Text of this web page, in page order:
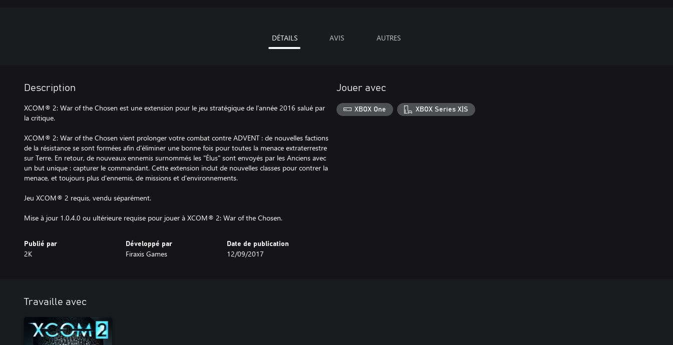
DÉTAILS AVIS AUTRES
Description
XCOM® 2: War of the Chosen est une extension pour le jeu stratégique de l'année 2016 salué par
la critique.
XCOM® 2: War of the Chosen vient prolonger votre combat contre ADVENT : de nouvelles factions
de la résistance se sont formées afin d'éliminer une bonne fois pour toutes la menace extraterrestre
sur Terre. En retour, de nouveaux ennemis surnommés les "Élus" sont envoyés par les Anciens avec
un but unique : capturer le commandant. Cette extension inclut de nouvelles classes pour contrer la
menace, et toujours plus d'ennemis, de missions et d'environnements.
Jeu XCOM® 2 requis, vendu séparément.
Mise à jour 1.0.4.0 ou ultérieure requise pour jouer à XCOM® 2: War of the Chosen.
Publié par
2K
Développé par
Firaxis Games
Date de publication
12/09/2017
Jouer avec
XBOX One XBOX Series X|S
Travaille avec